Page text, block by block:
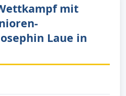
mit
Laue in